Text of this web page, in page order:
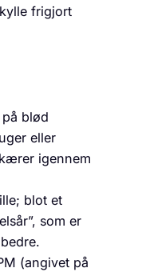
frigjort
blød
eller
igennem
blot et
som er
(angivet på